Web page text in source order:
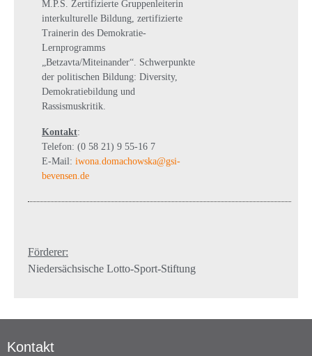
M.P.S. Zertifizierte Gruppenleiterin
interkulturelle Bildung, zertifizierte
Trainerin des Demokratie-
Lernprogramms
„Betzavta/Miteinander“. Schwerpunkte
der politischen Bildung: Diversity,
Demokratiebildung und
Rassismuskritik.
Kontakt:
Telefon: (0 58 21) 9 55-16 7
E-Mail: iwona.domachowska@gsi-
bevensen.de
Förderer:
Niedersächsische Lotto-Sport-Stiftung
Kontakt